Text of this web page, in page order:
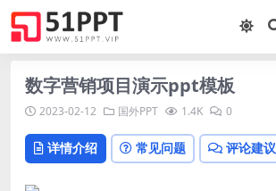
数字营销项目演示ppt模板
2023-02-12 国外PPT 1.4K 0
详情介绍 常见问题 评论建议